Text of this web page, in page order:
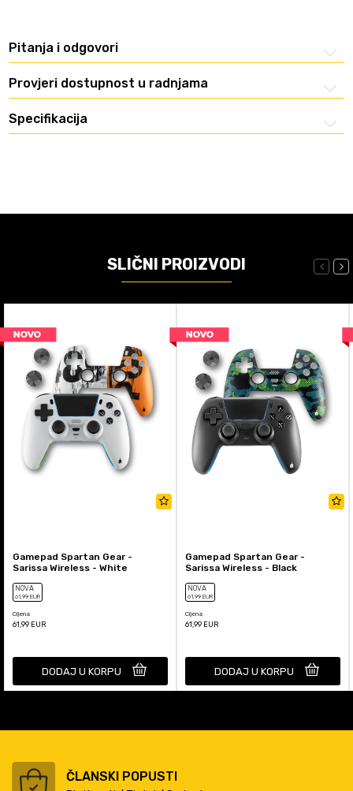
Pitanja i odgovori
Provjeri dostupnost u radnjama
Specifikacija
SLIČNI PROIZVODI
Gamepad Spartan Gear -
Sarissa Wireless - White
NOVA
61,99 EUR
Cijena
61,99 EUR
DODAJ U KORPU
Gamepad Spartan Gear -
Sarissa Wireless - Black
NOVA
61,99 EUR
Cijena
61,99 EUR
DODAJ U KORPU
ČLANSKI POPUSTI